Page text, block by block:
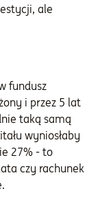
ale
fundusz
i przez 5 lat
taką samą
wyniosłaby
27% - to
czy rachunek